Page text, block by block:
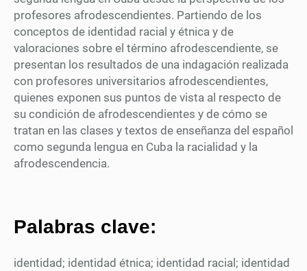
profesores afrodescendientes. Partiendo de los
conceptos de identidad racial y étnica y de
valoraciones sobre el término afrodescendiente, se
presentan los resultados de una indagación realizada
con profesores universitarios afrodescendientes,
quienes exponen sus puntos de vista al respecto de
su condición de afrodescendientes y de cómo se
tratan en las clases y textos de enseñanza del español
como segunda lengua en Cuba la racialidad y la
afrodescendencia.
Palabras clave:
identidad; identidad étnica; identidad racial; identidad